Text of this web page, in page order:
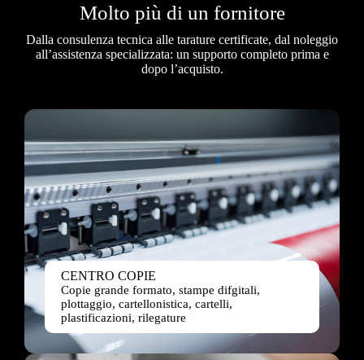
Molto più di un fornitore
Dalla consulenza tecnica alle tarature certificate, dal noleggio
all’assistenza specializzata: un supporto completo prima e
dopo l’acquisto.
CENTRO COPIE
Copie grande formato, stampe difgitali,
plottaggio, cartellonistica, cartelli,
plastificazioni, rilegature